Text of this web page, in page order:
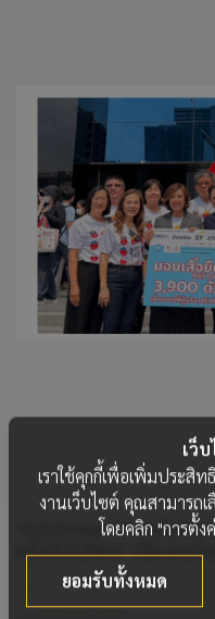
YLG Group ร่วมสนับส
ครั้งที่ 1/2569” เนื่องในวั
เว็
เราใช้คุกกี้เพื่อเพิ่มประสิ
งานเว็บไซต์ คุณสามารถ
โดยคลิก "การตั้ง
ยอมรับทั้งหมด